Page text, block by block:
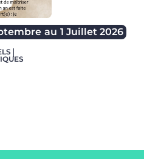
Machine
au 1 Juillet 2026